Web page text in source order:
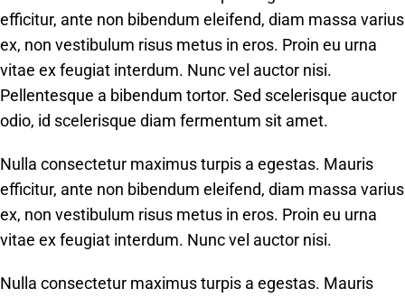
efficitur, ante non bibendum eleifend, diam massa varius
ex, non vestibulum risus metus in eros. Proin eu urna
vitae ex feugiat interdum. Nunc vel auctor nisi.
Pellentesque a bibendum tortor. Sed scelerisque auctor
odio, id scelerisque diam fermentum sit amet.
Nulla consectetur maximus turpis a egestas. Mauris
efficitur, ante non bibendum eleifend, diam massa varius
ex, non vestibulum risus metus in eros. Proin eu urna
vitae ex feugiat interdum. Nunc vel auctor nisi.
Nulla consectetur maximus turpis a egestas. Mauris